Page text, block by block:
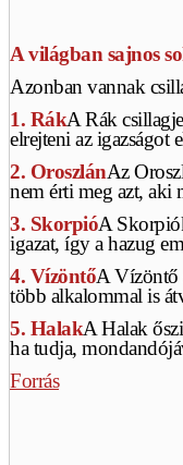
A világban sajnos
Azonban vannak
1. RákA Rák
elrejteni az igazságot
2. OroszlánAz
nem érti meg azt, aki
3. SkorpióA
igazat, így a hazug
4. VízöntőA Vízöntő
több alkalommal is
5. HalakA Halak
ha tudja,
Forrás